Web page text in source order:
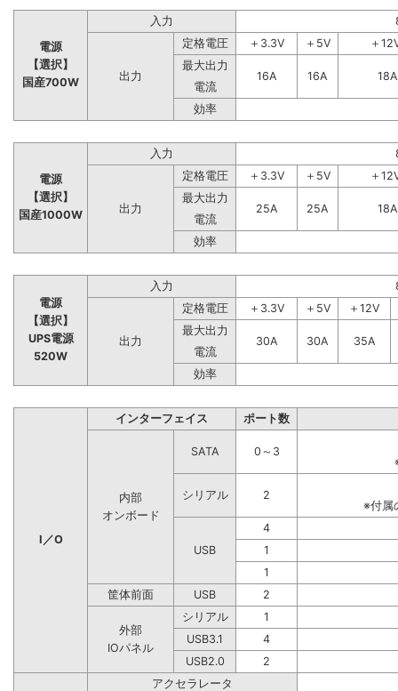
電源
【選択】
国産700W
入力
出力
定格電圧 ＋3.3V ＋5V
＋
最大出力
16A
16A
18A
電流
効率
電源
【選択】
国産1000W
入力
出力
定格電圧 ＋3.3V ＋5V
＋
最大出力
25A
25A
18A
電流
効率
電源
【選択】
UPS電源
520W
入力
出力
定格電圧 ＋3.3V ＋5V
＋12V
最大出力
30A
30A
35A
電流
効率
I／O
インターフェイス ポート数
内部
オンボード
SATA
0～3
シリアル
2
※付属
USB
4
1
1
筐体前面
USB 2
外部
IOパネル
シリアル
1
USB3.1
4
USB2.0
2
アクセラレータ